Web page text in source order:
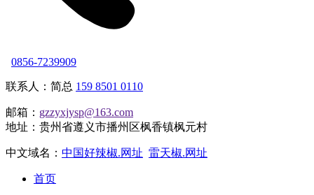
0856-7239909
联系人：简总 159 8501 0110
邮箱： gzzyxjysp@163.com
地址：贵州省遵义市播州区枫香镇枫元村
中文域名： 中国好辣椒.网址 雷天椒.网址
首页